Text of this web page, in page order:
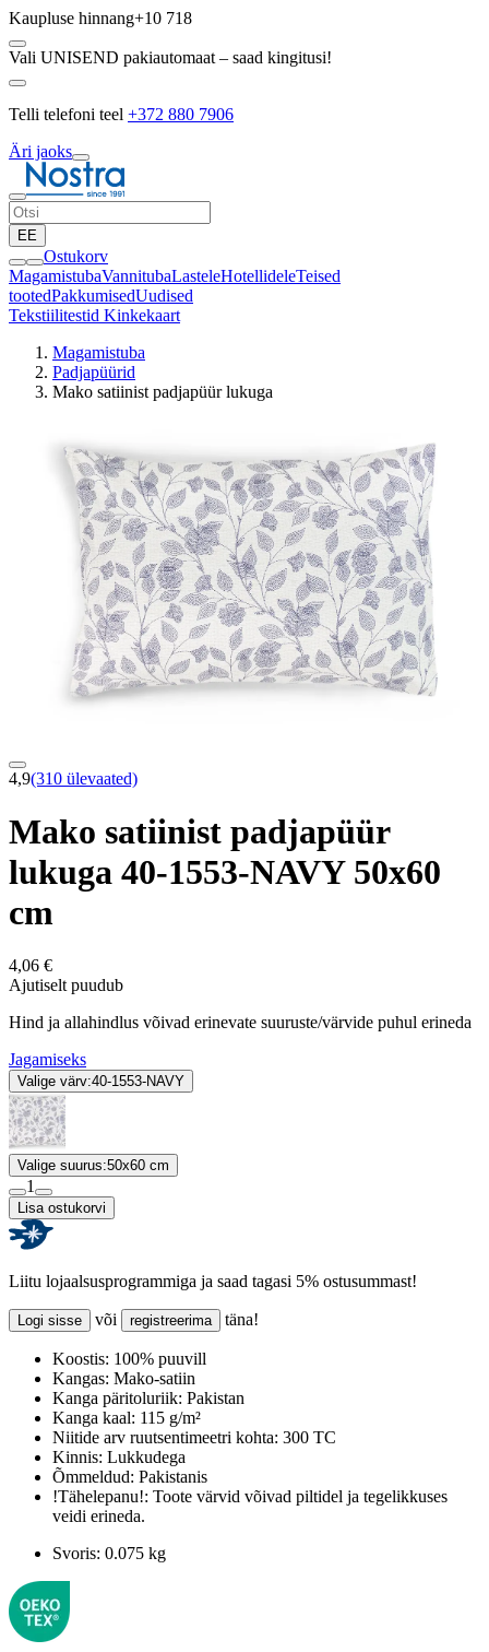
Kaupluse hinnang+10 718
Vali UNISEND pakiautomaat – saad kingitusi!
Telli telefoni teel +372 880 7906
Äri jaoks
EE
Ostukorv
MagamistubaVannitubaLasteleHotellideleTeised
tootedPakkumisedUudised
Tekstiilitestid Kinkekaart
Magamistuba
Padjapüürid
Mako satiinist padjapüür lukuga
4,9(310 ülevaated)
Mako satiinist padjapüür
lukuga 40-1553-NAVY 50x60
cm
4,06 €
Ajutiselt puudub
Hind ja allahindlus võivad erinevate suuruste/värvide puhul erineda
Jagamiseks
Valige värv:40-1553-NAVY
Valige suurus:50x60 cm
1
Lisa ostukorvi
Liitu lojaalsusprogrammiga ja saad tagasi 5% ostusummast!
Logi sisse või registreerima täna!
Koostis: 100% puuvill
Kangas: Mako-satiin
Kanga päritoluriik: Pakistan
Kanga kaal: 115 g/m²
Niitide arv ruutsentimeetri kohta: 300 TC
Kinnis: Lukkudega
Õmmeldud: Pakistanis
!Tähelepanu!: Toote värvid võivad piltidel ja tegelikkuses
veidi erineda.
Svoris: 0.075 kg